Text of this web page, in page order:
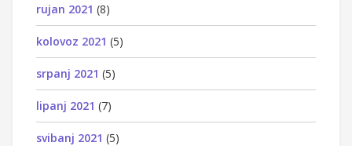
rujan 2021 (8)
kolovoz 2021 (5)
srpanj 2021 (5)
lipanj 2021 (7)
svibanj 2021 (5)